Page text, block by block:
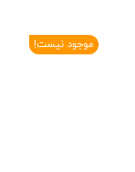
موجود نیست!